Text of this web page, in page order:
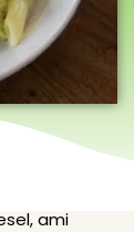
ami